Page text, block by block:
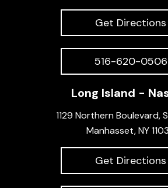
Get Directions
516-620-0506
Long Island -
1129 Northern Boulevard,
Manhasset, NY
Get Directions